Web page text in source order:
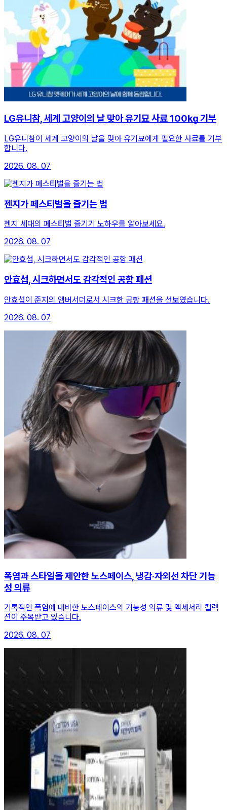
LG유니참, 세계 고양이의 날 맞아 유기묘 사료 100㎏ 기부
LG유니참이 세계 고양이의 날을 맞아 유기묘에게 필요한 사료를 기부
합니다.
2026. 08. 07
젠지가 페스티벌을 즐기는 법
젠지 세대의 페스티벌 즐기기 노하우를 알아보세요.
2026. 08. 07
안효섭, 시크하면서도 감각적인 공항 패션
안효섭이 준지의 앰버서더로서 시크한 공항 패션을 선보였습니다.
2026. 08. 07
폭염과 스타일을 제안한 노스페이스, 냉감·자외선 차단 기능
성 의류
기록적인 폭염에 대비한 노스페이스의 기능성 의류 및 액세서리 컬렉
션이 주목받고 있습니다.
2026. 08. 07